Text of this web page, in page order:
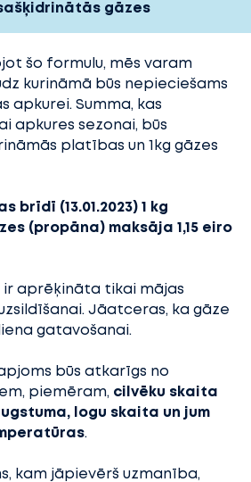
gāzes
šo formulu, mēs varam
kurināmā būs nepieciešams
apkurei. Summa, kas
apkures sezonai, būs
platības un 1kg gāzes
brīdī (13.01.2023) 1 kg
(propāna) maksāja 1,15 eiro
ir aprēķināta tikai mājas
Jāatceras, ka gāze
gatavošanai.
būs atkarīgs no
piemēram, cilvēku skaita
logu skaita un jum
.
kam jāpievērš uzmanība,